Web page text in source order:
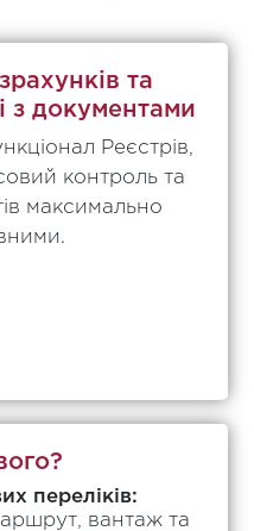
та
з документами
Реєстрів,
контроль та
максимально
переліків:
вантаж та